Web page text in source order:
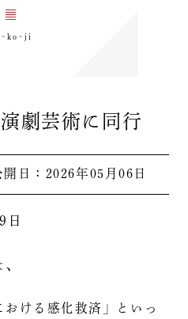
演劇芸術に同行
日： 2026年05月06日
日
ける感化救済」といっ